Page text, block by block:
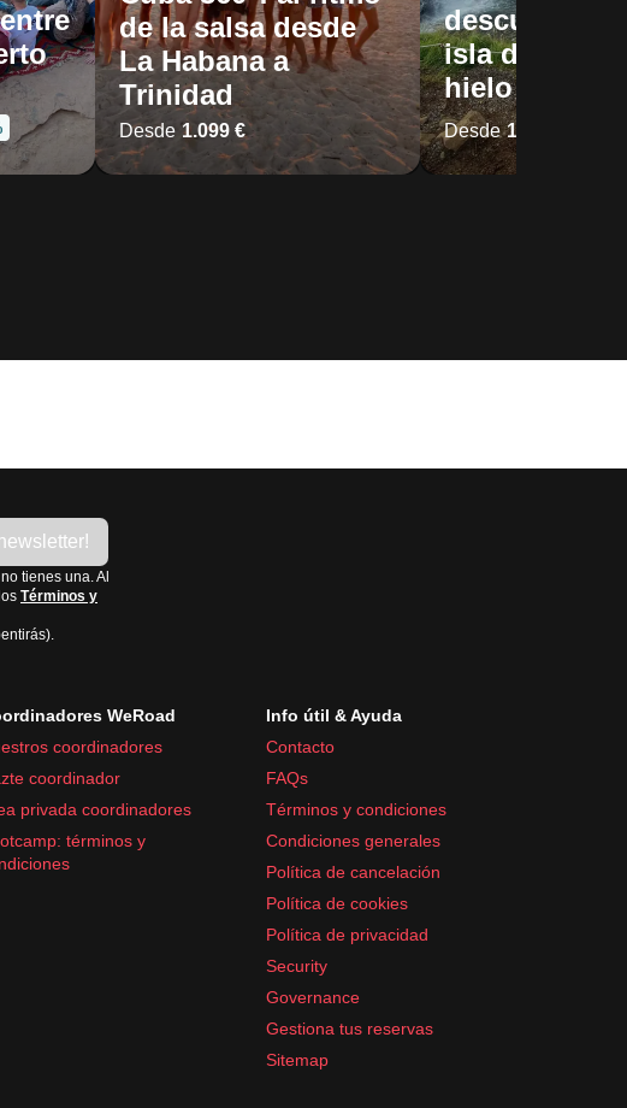
de la salsa desde
La Habana a
Trinidad
Desde 1.099 €
isla del
hielo
Desde 1.569 €
tienes una. Al
Términos y
WeRoad
coordinadores
coordinador
privada coordinadores
términos y
Info útil & Ayuda
Contacto
FAQs
Términos y condiciones
Condiciones generales
Política de cancelación
Política de cookies
Política de privacidad
Security
Governance
Gestiona tus reservas
Sitemap